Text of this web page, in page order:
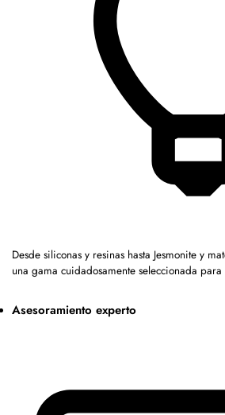
Desde siliconas y resinas hasta Jesmonite y
una gama cuidadosamente seleccionada
Asesoramiento experto